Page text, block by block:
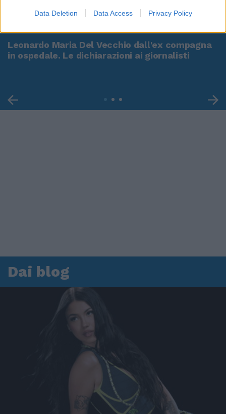
Data Deletion Data Access Privacy Policy
00:00 01:16
Leonardo Maria Del Vecchio dall'ex compagna
in ospedale. Le dichiarazioni ai giornalisti
Dai blog